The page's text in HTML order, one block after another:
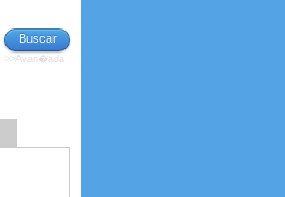
Buscar
>>Avan�ada